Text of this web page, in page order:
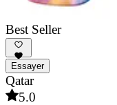
Best Seller
Essayer
Qatar
5.0